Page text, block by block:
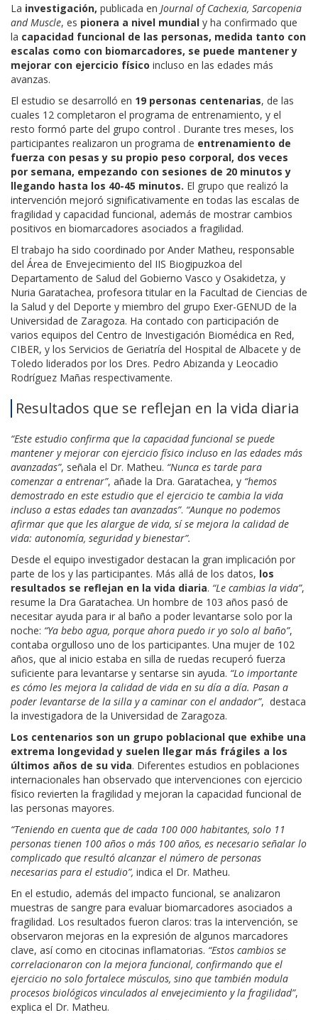
La investigación, publicada en Journal of Cachexia, Sarcopenia
and Muscle, es pionera a nivel mundial y ha confirmado que
la capacidad funcional de las personas, medida tanto con
escalas como con biomarcadores, se puede mantener y
mejorar con ejercicio físico incluso en las edades más
avanzas.
El estudio se desarrolló en 19 personas centenarias, de las
cuales 12 completaron el programa de entrenamiento, y el
resto formó parte del grupo control . Durante tres meses, los
participantes realizaron un programa de entrenamiento de
fuerza con pesas y su propio peso corporal, dos veces
por semana, empezando con sesiones de 20 minutos y
llegando hasta los 40-45 minutos. El grupo que realizó la
intervención mejoró significativamente en todas las escalas de
fragilidad y capacidad funcional, además de mostrar cambios
positivos en biomarcadores asociados a fragilidad.
El trabajo ha sido coordinado por Ander Matheu, responsable
del Área de Envejecimiento del IIS Biogipuzkoa del
Departamento de Salud del Gobierno Vasco y Osakidetza, y
Nuria Garatachea, profesora titular en la Facultad de Ciencias de
la Salud y del Deporte y miembro del grupo Exer-GENUD de la
Universidad de Zaragoza. Ha contado con participación de
varios equipos del Centro de Investigación Biomédica en Red,
CIBER, y los Servicios de Geriatría del Hospital de Albacete y de
Toledo liderados por los Dres. Pedro Abizanda y Leocadio
Rodríguez Mañas respectivamente.
Resultados que se reflejan en la vida diaria
“Este estudio confirma que la capacidad funcional se puede
mantener y mejorar con ejercicio físico incluso en las edades más
avanzadas”, señala el Dr. Matheu. “Nunca es tarde para
comenzar a entrenar”, añade la Dra. Garatachea, y “hemos
demostrado en este estudio que el ejercicio te cambia la vida
incluso a estas edades tan avanzadas”. “Aunque no podemos
afirmar que que les alargue de vida, sí se mejora la calidad de
vida: autonomía, seguridad y bienestar”.
Desde el equipo investigador destacan la gran implicación por
parte de los y las participantes. Más allá de los datos, los
resultados se reflejan en la vida diaria. “Le cambias la vida”,
resume la Dra Garatachea. Un hombre de 103 años pasó de
necesitar ayuda para ir al baño a poder levantarse solo por la
noche: “Ya bebo agua, porque ahora puedo ir yo solo al baño”,
contaba orgulloso uno de los participantes. Una mujer de 102
años, que al inicio estaba en silla de ruedas recuperó fuerza
suficiente para levantarse y sentarse sin ayuda. “Lo importante
es cómo les mejora la calidad de vida en su día a día. Pasan a
poder levantarse de la silla y a caminar con el andador”, destaca
la investigadora de la Universidad de Zaragoza.
Los centenarios son un grupo poblacional que exhibe una
extrema longevidad y suelen llegar más frágiles a los
últimos años de su vida. Diferentes estudios en poblaciones
internacionales han observado que intervenciones con ejercicio
físico revierten la fragilidad y mejoran la capacidad funcional de
las personas mayores.
“Teniendo en cuenta que de cada 100 000 habitantes, solo 11
personas tienen 100 años o más 100 años, es necesario señalar lo
complicado que resultó alcanzar el número de personas
necesarias para el estudio”, indica el Dr. Matheu.
En el estudio, además del impacto funcional, se analizaron
muestras de sangre para evaluar biomarcadores asociados a
fragilidad. Los resultados fueron claros: tras la intervención, se
observaron mejoras en la expresión de algunos marcadores
clave, así como en citocinas inflamatorias. “Estos cambios se
correlacionaron con la mejora funcional, confirmando que el
ejercicio no solo fortalece músculos, sino que también modula
procesos biológicos vinculados al envejecimiento y la fragilidad”,
explica el Dr. Matheu.